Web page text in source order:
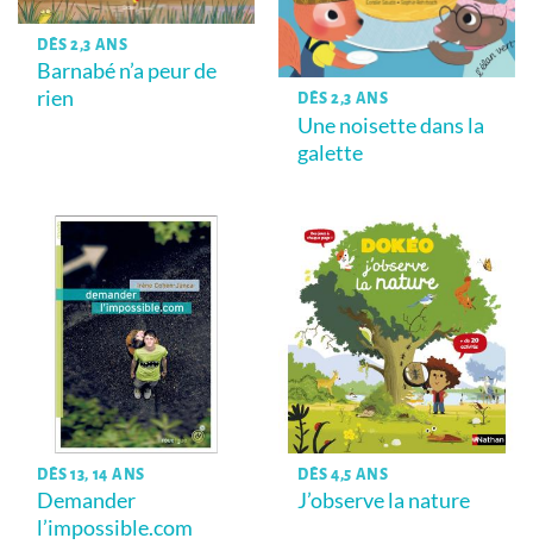
DÈS 2,3 ANS
Barnabé n’a peur de
rien
DÈS 2,3 ANS
Une noisette dans la
galette
DÈS 13, 14 ANS
Demander
l’impossible.com
DÈS 4,5 ANS
J’observe la nature